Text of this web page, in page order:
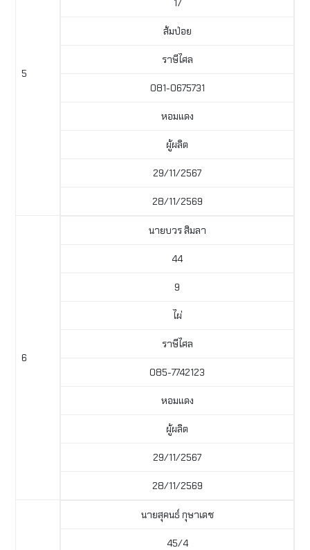
5
17
ส้มป่อย
ราษีไศล
081-0675731
หอมแดง
ผู้ผลิต
29/11/2567
28/11/2569
6
นายบวร สิมลา
44
9
ไผ่
ราษีไศล
085-7742123
หอมแดง
ผู้ผลิต
29/11/2567
28/11/2569
นายสุคนธ์ กุษาเดช
45/4